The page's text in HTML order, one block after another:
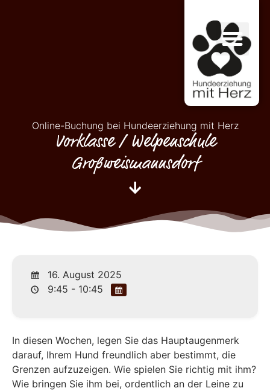
Online-Buchung bei Hundeerziehung mit Herz
Vorklasse / Welpenschule
Großweismannsdorf
16. August 2025
9:45 - 10:45
In diesen Wochen, legen Sie das Hauptaugenmerk
darauf, Ihrem Hund freundlich aber bestimmt, die
Grenzen aufzuzeigen. Wie spielen Sie richtig mit ihm?
Wie bringen Sie ihm bei, ordentlich an der Leine zu